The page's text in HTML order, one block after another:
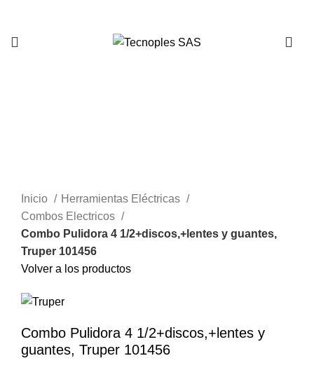
Inicio
Herramientas Eléctricas
Combos Electricos
Combo Pulidora 4 1/2+discos,+lentes y guantes,
Truper 101456
Volver a los productos
Combo Pulidora 4 1/2+discos,+lentes y
guantes, Truper 101456